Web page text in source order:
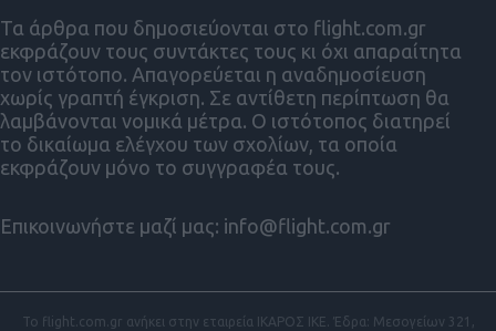
Τα άρθρα που δημοσιεύονται στο flight.com.gr
εκφράζουν τους συντάκτες τους κι όχι απαραίτητα
τον ιστότοπο. Απαγορεύεται η αναδημοσίευση
χωρίς γραπτή έγκριση. Σε αντίθετη περίπτωση θα
λαμβάνονται νομικά μέτρα. Ο ιστότοπος διατηρεί
το δικαίωμα ελέγχου των σχολίων, τα οποία
εκφράζουν μόνο το συγγραφέα τους.
Επικοινωνήστε μαζί μας: info@flight.com.gr
Το flight.com.gr ανήκει στην εταιρεία ΙΚΑΡΟΣ ΙΚΕ. Έδρα: Μεσογείων 321,